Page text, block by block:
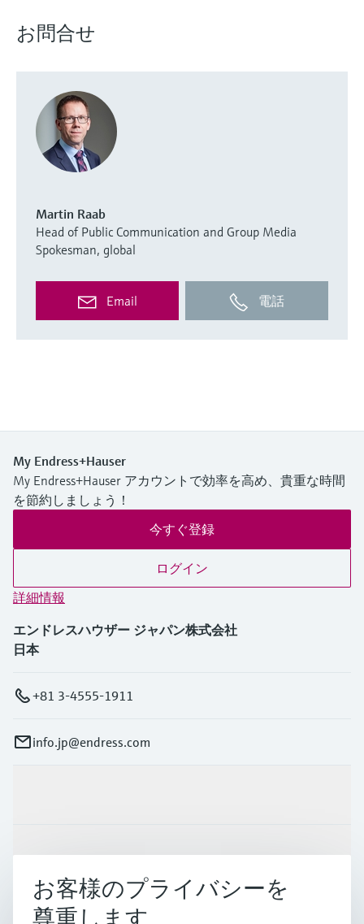
お問合せ
Martin Raab
Head of Public Communication and Group Media
Spokesman, global
Email 電話
My Endress+Hauser
My Endress+Hauser アカウントで効率を高め、貴重な時間
を節約しましょう！
今すぐ登録
ログイン
詳細情報
エンドレスハウザー ジャパン株式会社
日本
+81 3-4555-1911
info.jp@endress.com
インダストリー
サポート
お客様のプライバシーを
尊重します